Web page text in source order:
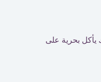
بحرية على